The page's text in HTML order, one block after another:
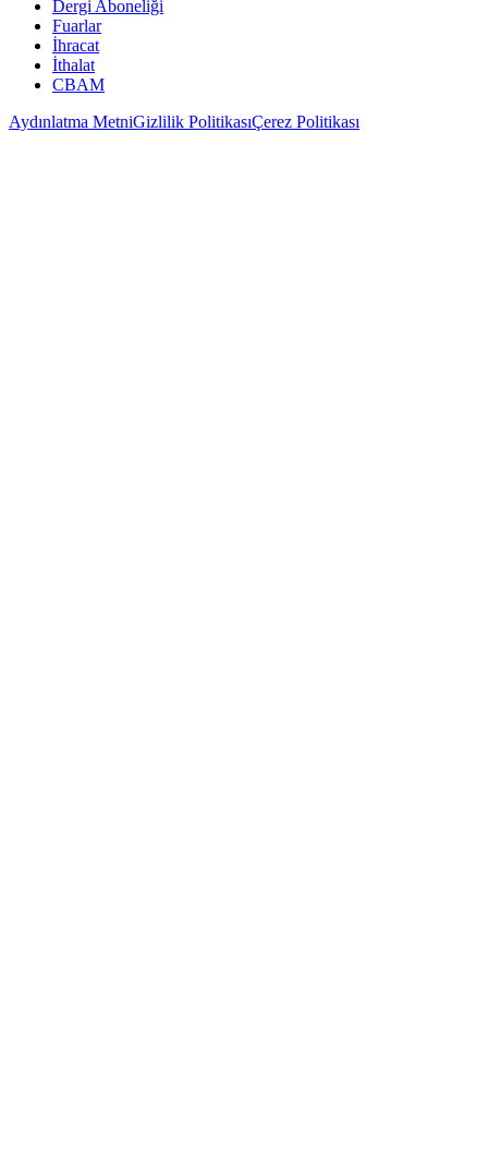
Dergi Aboneliği
Fuarlar
İhracat
İthalat
CBAM
Aydınlatma MetniGizlilik PolitikasıÇerez Politikası